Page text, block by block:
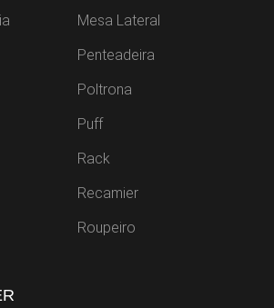
Mesa Lateral
Penteadeira
Poltrona
Puff
Rack
Recamier
Roupeiro